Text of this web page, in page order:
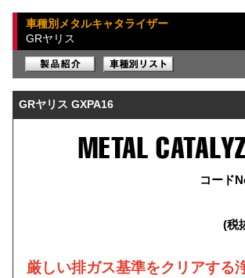
車種別メタルキャタライザー
GRヤリス
GRヤリス GXPA16
コード
(税
厳しい排ガス基準をクリアする